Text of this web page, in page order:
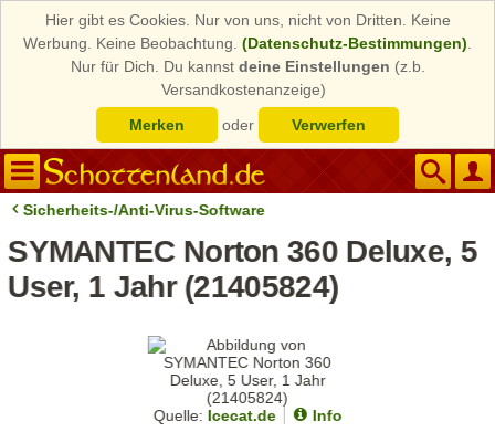
Hier gibt es Cookies. Nur von uns, nicht von Dritten. Keine
Werbung. Keine Beobachtung. (Datenschutz-Bestimmungen)
Nur für Dich. Du kannst deine Einstellungen (z.b.
Versandkostenanzeige)
Merken
oder Verwerfen
Sicherheits-/Anti-Virus-Software
SYMANTEC Norton 360 Deluxe, 5
User, 1 Jahr (21405824)
Quelle: Icecat.de
Info